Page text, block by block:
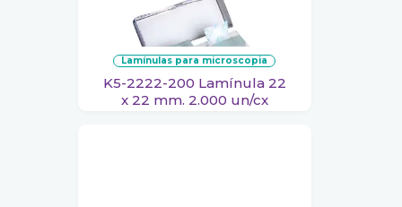
lamínulas para microscopia
K5-2222-200 Lamínula 22
x 22 mm. 2.000 un/cx